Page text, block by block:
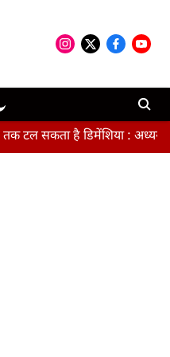
सकता है डिमेंशिया : अध्ययन